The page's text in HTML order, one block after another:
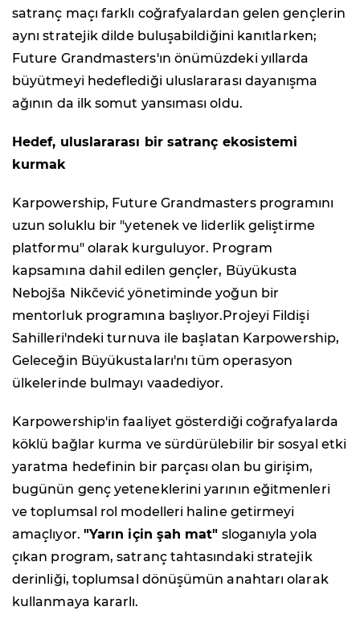
satranç maçı farklı coğrafyalardan gelen gençlerin
aynı stratejik dilde buluşabildiğini kanıtlarken;
Future Grandmasters'ın önümüzdeki yıllarda
büyütmeyi hedeflediği uluslararası dayanışma
ağının da ilk somut yansıması oldu.
Hedef, uluslararası bir satranç ekosistemi
kurmak
Karpowership, Future Grandmasters programını
uzun soluklu bir "yetenek ve liderlik geliştirme
platformu" olarak kurguluyor. Program
kapsamına dahil edilen gençler, Büyükusta
Nebojša Nikčević yönetiminde yoğun bir
mentorluk programına başlıyor.Projeyi Fildişi
Sahilleri'ndeki turnuva ile başlatan Karpowership,
Geleceğin Büyükustaları'nı tüm operasyon
ülkelerinde bulmayı vaadediyor.
Karpowership'in faaliyet gösterdiği coğrafyalarda
köklü bağlar kurma ve sürdürülebilir bir sosyal etki
yaratma hedefinin bir parçası olan bu girişim,
bugünün genç yeteneklerini yarının eğitmenleri
ve toplumsal rol modelleri haline getirmeyi
amaçlıyor. "Yarın için şah mat" sloganıyla yola
çıkan program, satranç tahtasındaki stratejik
derinliği, toplumsal dönüşümün anahtarı olarak
kullanmaya kararlı.